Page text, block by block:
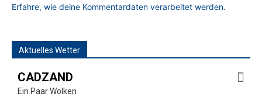
Erfahre, wie deine Kommentardaten verarbeitet werden.
Aktuelles Wetter
CADZAND
Ein Paar Wolken